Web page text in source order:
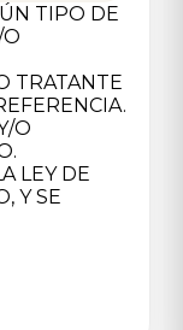
TIPO DE
O
TRATANTE
O
LEY DE
Y SE